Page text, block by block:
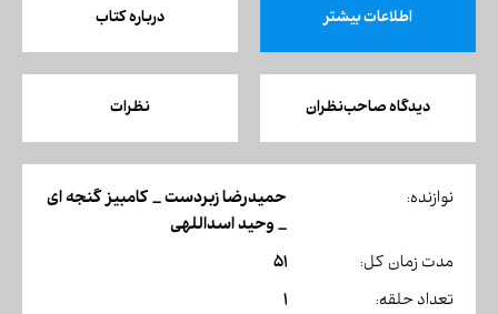
اطلاعات بیشتر درباره کتاب
دیدگاه صاحب‌نظران نظرات
نوازنده:
حمیدرضا زبردست _ کامبیز گنجه ای
_ وحید اسداللهی
مدت زمان کل: 51
تعداد حلقه: 1